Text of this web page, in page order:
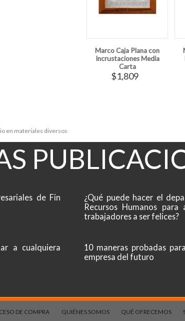
Marco Caja Plana con
Incrustaciones Media
Carta
$1,809
en materiales diversos
de Fin
¿Qué puede hacer el
Recursos Humanos
trabajadores a ser felices?
a cualquiera
10 maneras probadas
empresa del futuro
DE COMPRA QUIÉNES SOMOS QUÉ OFRECEMOS